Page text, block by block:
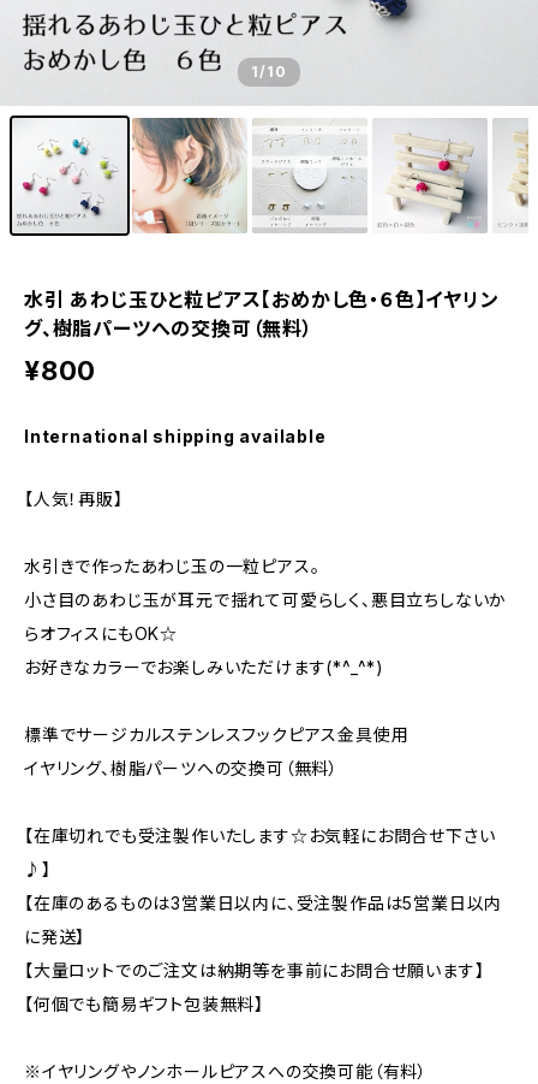
1/10
水引 あわじ玉ひと粒ピアス【おめかし色・６色】イヤリン
グ、樹脂パーツへの交換可（無料）
¥800
International shipping available
【人気！再販】
水引きで作ったあわじ玉の一粒ピアス。
小さ目のあわじ玉が耳元で揺れて可愛らしく、悪目立ちしないか
らオフィスにもOK☆
お好きなカラーでお楽しみいただけます(*^_^*)
標準でサージカルステンレスフックピアス金具使用
イヤリング、樹脂パーツへの交換可（無料）
【在庫切れでも受注製作いたします☆お気軽にお問合せ下さい
♪】
【在庫のあるものは3営業日以内に、受注製作品は5営業日以内
に発送】
【大量ロットでのご注文は納期等を事前にお問合せ願います】
【何個でも簡易ギフト包装無料】
※イヤリングやノンホールピアスへの交換可能（有料）